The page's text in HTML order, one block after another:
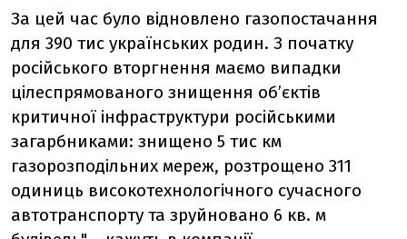
За цей час було відновлено газопостачання
для 390 тис українських родин. З початку
російського вторгнення маємо випадки
цілеспрямованого знищення об’єктів
критичної інфраструктури російськими
загарбниками: знищено 5 тис км
газорозподільних мереж, розтрощено 311
одиниць високотехнологічного сучасного
автотранспорту та зруйновано 6 кв. м